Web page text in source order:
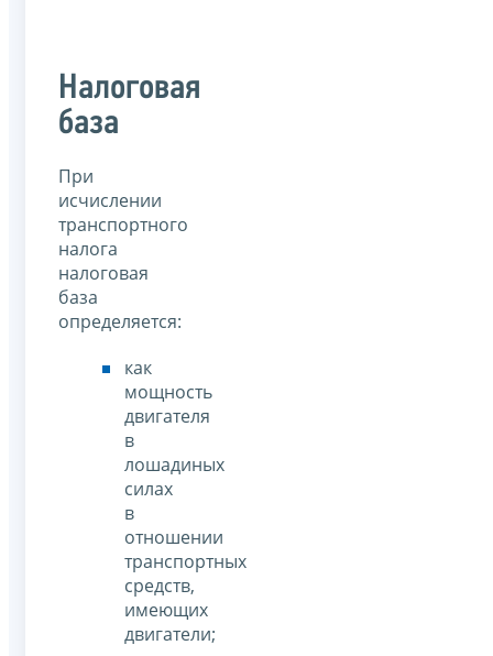
Налоговая
база
При
исчислении
транспортного
налога
налоговая
база
определяется:
как
мощность
двигателя
в
лошадиных
силах
в
отношении
транспортных
средств,
имеющих
двигатели;